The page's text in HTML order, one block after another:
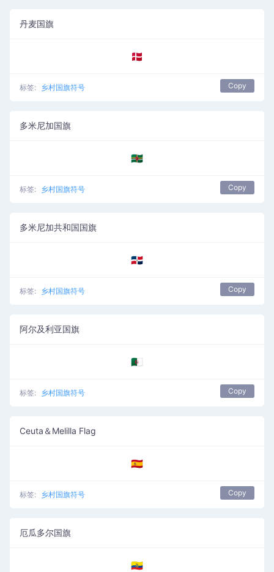
丹麦国旗
🇩🇰
标签: 乡村国旗符号 Copy
多米尼加国旗
🇩🇲
标签: 乡村国旗符号 Copy
多米尼加共和国国旗
🇩🇴
标签: 乡村国旗符号 Copy
阿尔及利亚国旗
🇩🇿
标签: 乡村国旗符号 Copy
Ceuta＆Melilla Flag
🇪🇦
标签: 乡村国旗符号 Copy
厄瓜多尔国旗
🇪🇨